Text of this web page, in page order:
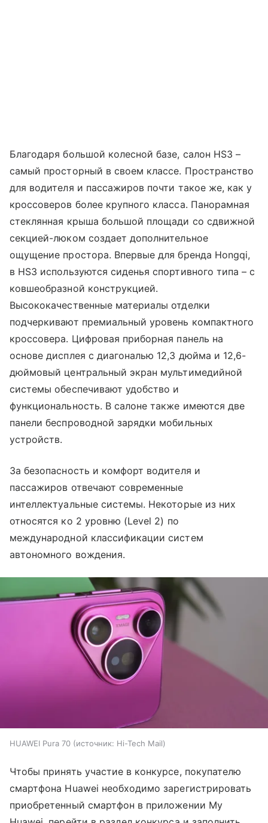
Благодаря большой колесной базе, салон HS3 –
самый просторный в своем классе. Пространство
для водителя и пассажиров почти такое же, как у
кроссоверов более крупного класса. Панорамная
стеклянная крыша большой площади со сдвижной
секцией-люком создает дополнительное
ощущение простора. Впервые для бренда Hongqi,
в HS3 используются сиденья спортивного типа – с
ковшеобразной конструкцией.
Высококачественные материалы отделки
подчеркивают премиальный уровень компактного
кроссовера. Цифровая приборная панель на
основе дисплея с диагональю 12,3 дюйма и 12,6-
дюймовый центральный экран мультимедийной
системы обеспечивают удобство и
функциональность. В салоне также имеются две
панели беспроводной зарядки мобильных
устройств.
За безопасность и комфорт водителя и
пассажиров отвечают современные
интеллектуальные системы. Некоторые из них
относятся ко 2 уровню (Level 2) по
международной классификации систем
автономного вождения.
HUAWEI Pura 70 источник: Hi-Tech Mail
Чтобы принять участие в конкурсе, покупателю
смартфона Huawei необходимо зарегистрировать
приобретенный смартфон в приложении My